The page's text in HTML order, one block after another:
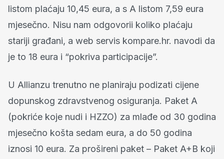
listom plaćaju 10,45 eura, a s A listom 7,59 eura
mjesečno. Nisu nam odgovorii koliko plaćaju
stariji građani, a web servis kompare.hr. navodi da
je to 18 eura i “pokriva participacije”.
U Allianzu trenutno ne planiraju podizati cijene
dopunskog zdravstvenog osiguranja. Paket A
(pokriće koje nudi i HZZO) za mlađe od 30 godina
mjesečno košta sedam eura, a do 50 godina
iznosi 10 eura. Za prošireni paket – Paket A+B koji